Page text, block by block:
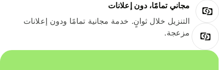
مجاني تمامًا، دون إعلانات
التنزيل خلال ثوانٍ. خدمة مجانية تمامًا ودون إعلانات
مزعجة.